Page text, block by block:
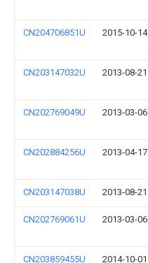
CN204706851U 2015-10-14
CN203147032U 2013-08-21
CN202769049U 2013-03-06
CN202884256U 2013-04-17
CN203147038U 2013-08-21
CN202769061U 2013-03-06
CN203859455U 2014-10-01